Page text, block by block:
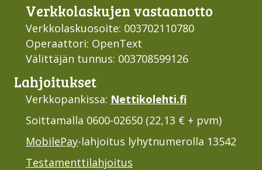
Verkko­laskujen vastaan­otto
Verkkolaskuosoite: 003702110780
Operaattori: OpenText
Välittäjän tunnus: 003708599126
Lahjoi­tukset
Verkkopankissa: Nettikolehti.fi
Soittamalla 0600-02650 (22,13 € + pvm)
MobilePay-lahjoitus lyhytnumerolla 13542
Testamenttilahjoitus